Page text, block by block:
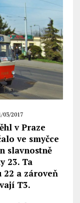
03/2017
v Praze
ve smyčce
slavnostně
23. Ta
a zároveň
T3.